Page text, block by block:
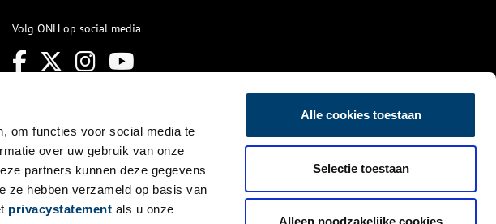
om functies voor social media te
over uw gebruik van onze
partners kunnen deze gegevens
ze hebben verzameld op basis van
privacystatement als u onze
Alle cookies toestaan
Selectie toestaan
Alleen noodzakelijke cookies
Volg ONH op social media